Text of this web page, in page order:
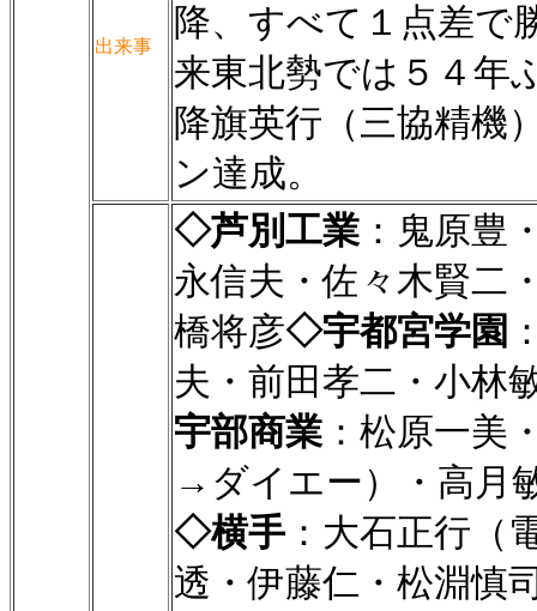
出来事
降、すべて１点差で
来東北勢では５４年
降旗英行（三協精機
ン達成。
◇芦別工業：鬼原豊
永信夫・佐々木賢二
橋将彦◇宇都宮学園
夫・前田孝二・小林
宇部商業：松原一美
→ダイエー）・高月
◇横手 ：大石正行（
透・伊藤仁・松淵慎